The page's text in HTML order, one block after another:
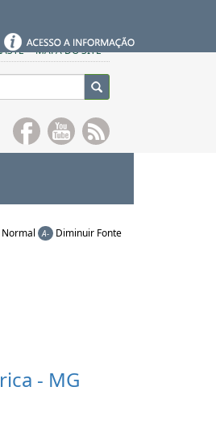
MAPA DO SITE
A- Diminuir Fonte
- MG